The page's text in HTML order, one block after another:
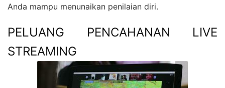
Anda mampu menunaikan penilaian diri.
PELUANG PENCAHANAN LIVE
STREAMING